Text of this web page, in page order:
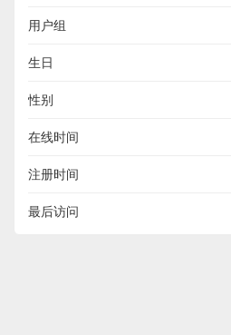
用户组
生日
性别
在线时间
注册时间
最后访问